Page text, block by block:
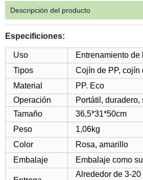
Descripción del producto
Especificiones:
Uso
Entrenamiento de
Tipos
Cojín de PP, cojín
Material
PP. Eco
Operación
Portátil, duradero,
Tamaño
36,5*31*50cm
Peso
1,06kg
Color
Rosa, amarillo
Embalaje
Embalaje como
Alrededor de 3-